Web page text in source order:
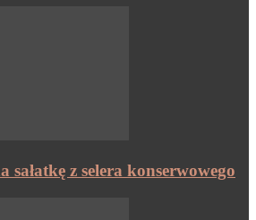
sałatkę z selera konserwowego